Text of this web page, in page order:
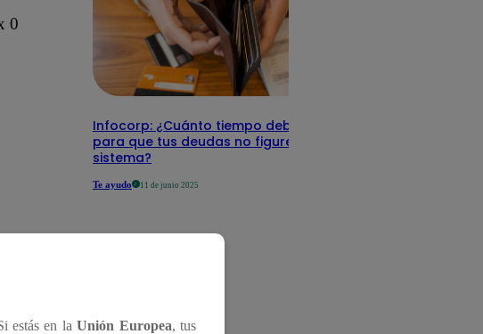
0
Infocorp: ¿Cuánto tiempo debe pasar
para que tus deudas no figuren en su
sistema?
Te ayudo 11 de junio 2025
estás en laUnión Europea, tus